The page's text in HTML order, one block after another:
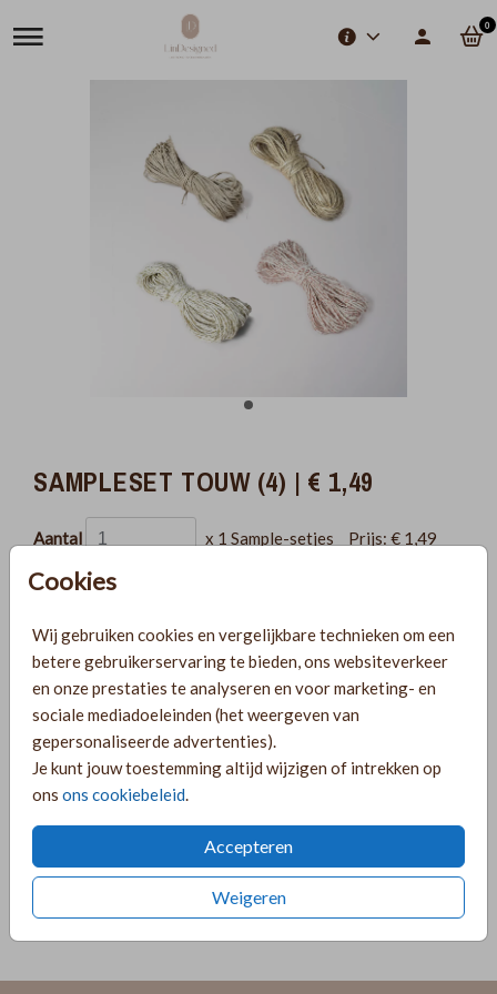
0
Cookies
Wij gebruiken cookies en vergelijkbare technieken om een
betere gebruikerservaring te bieden, ons websiteverkeer
en onze prestaties te analyseren en voor marketing- en
sociale mediadoeleinden (het weergeven van
gepersonaliseerde advertenties).
Je kunt jouw toestemming altijd wijzigen of intrekken op
ons ons cookiebeleid.
Accepteren
Weigeren
SAMPLESET TOUW (4) | € 1,49
Aantal x 1 Sample-setjes Prijs: € 1,49
Gratis verzending
Voor 18:00 uur besteld, morgen in huis!
Ruime keuze uit producten voor bij je kaartje
OMSCHRIJVING
Sampleset van vier kleuren touw: goud-wit, roségoud-wit,
Prijs: per 1 Sample-setjes